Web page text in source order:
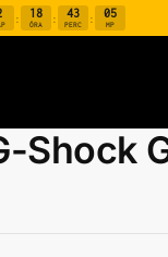
: 18
ÓRA : 43
PERC : 05
MP
Shock